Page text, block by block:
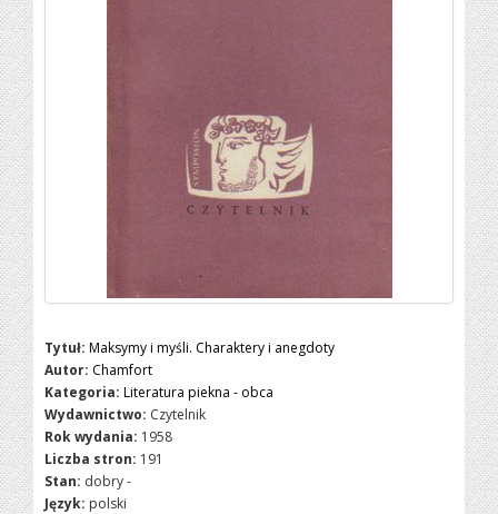
Tytuł: Maksymy i myśli. Charaktery i anegdoty
Autor: Chamfort
Kategoria: Literatura piekna - obca
Wydawnictwo: Czytelnik
Rok wydania: 1958
Liczba stron: 191
Stan: dobry -
Język: polski